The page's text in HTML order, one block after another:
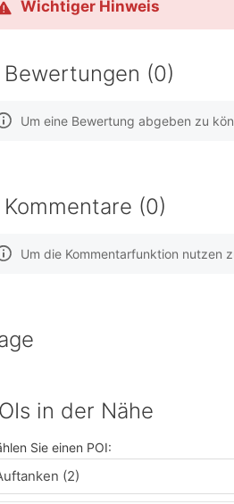
Wichtiger Hinweis
Bewertungen (0)
Um eine Bewertung abgeben zu
Kommentare (0)
Um die Kommentarfunktion nutzen
in der Nähe
Sie einen POI:
(2)